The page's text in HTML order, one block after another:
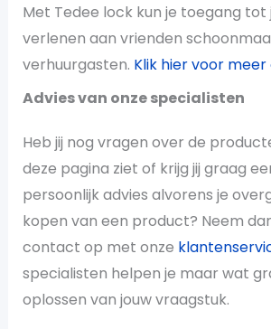
Met Tedee lock kun je toegang tot
verlenen aan vrienden
verhuurgasten. Klik hier voor
Advies van onze specialisten
Heb jij nog vragen over de
deze pagina ziet of krijg jij graag
persoonlijk advies alvorens je
kopen van een product? Neem
contact op met onze
specialisten helpen je maar wat
oplossen van jouw vraagstuk.